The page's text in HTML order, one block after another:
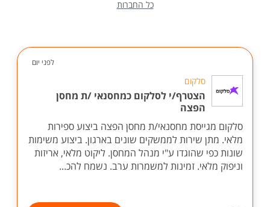
כל החברות
לפני יום
סלקום
הצטרף/י לסלקום כמחסנאי /ת מחסן
הפצה
סלקום מגייסת מחסנאי/ת מחסן הפצה ביצוע ספירות
מלאי. מתן שירות לממשקים שונים בארגון. ביצוע משימות
שונות כפי שהוגדו ע"י מנהל המחסן. ליקוט מלאי, אריזות
וניפוק מלאי. זמינות למשמרות ערב. נשמח להכ...